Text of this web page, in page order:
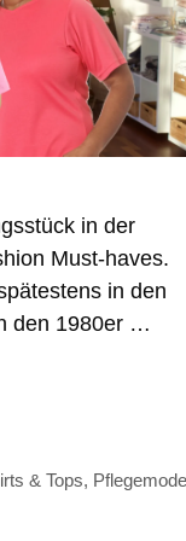
in der
Must-haves.
in den
den 1980er …
& Tops,